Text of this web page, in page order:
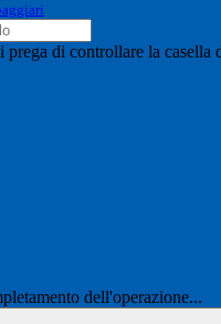
prega di controllare la casella
dell'operazione...